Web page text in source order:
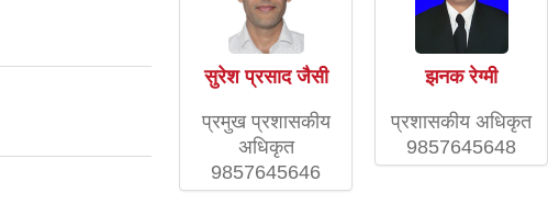
सुरेश प्रसाद जैसी
प्रमुख प्रशासकीय
अधिकृत
9857645646
झनक रेग्मी
प्रशासकीय अधिकृत
9857645648